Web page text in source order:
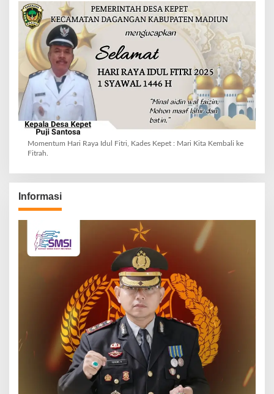
Momentum Hari Raya Idul Fitri, Kades Kepet : Mari Kita Kembali ke
Fitrah.
Informasi